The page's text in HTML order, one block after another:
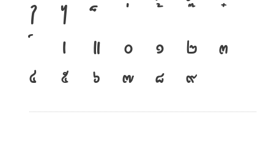
ใ
ไ
เ
แ ๐ ๑ ๒
๓
๔
๕ ๖ ๗ ๘ ๙